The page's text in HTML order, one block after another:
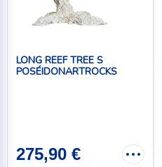
LONG REEF TREE S
POSÉIDONARTROCKS
275,90 €